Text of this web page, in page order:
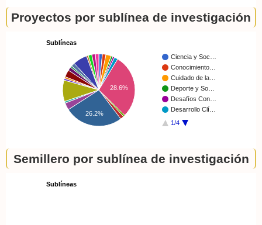
Proyectos por sublínea de investigación
Sublíneas
Ciencia y Soc…
Conocimiento…
Cuidado de la…
Deporte y So…
Desafíos Con…
Desarrollo Clí…
1/4
28.6%
26.2%
Semillero por sublínea de investigación
Sublíneas